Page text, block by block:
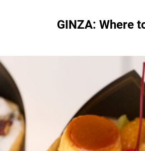
GINZA: Where